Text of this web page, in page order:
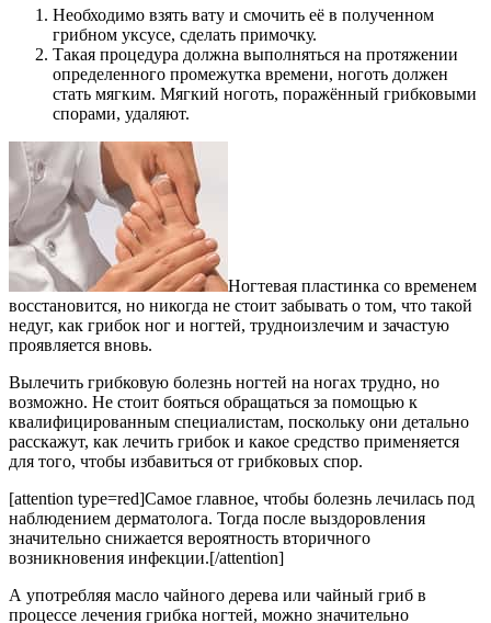
Необходимо взять вату и смочить её в полученном
грибном уксусе, сделать примочку.
Такая процедура должна выполняться на протяжении
определенного промежутка времени, ноготь должен
стать мягким. Мягкий ноготь, поражённый грибковыми
спорами, удаляют.
Ногтевая пластинка со временем
восстановится, но никогда не стоит забывать о том, что такой
недуг, как грибок ног и ногтей, трудноизлечим и зачастую
проявляется вновь.
Вылечить грибковую болезнь ногтей на ногах трудно, но
возможно. Не стоит бояться обращаться за помощью к
квалифицированным специалистам, поскольку они детально
расскажут, как лечить грибок и какое средство применяется
для того, чтобы избавиться от грибковых спор.
[attention type=red]Самое главное, чтобы болезнь лечилась под
наблюдением дерматолога. Тогда после выздоровления
значительно снижается вероятность вторичного
возникновения инфекции.[/attention]
А употребляя масло чайного дерева или чайный гриб в
процессе лечения грибка ногтей, можно значительно